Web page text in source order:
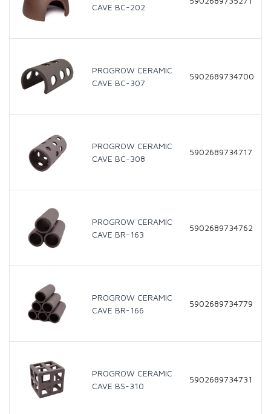
CAVE BC-202
PROGROW CERAMIC
CAVE BC-307
5902689734700
PROGROW CERAMIC
CAVE BC-308
5902689734717
PROGROW CERAMIC
CAVE BR-163
5902689734762
PROGROW CERAMIC
CAVE BR-166
5902689734779
PROGROW CERAMIC
CAVE BS-310
5902689734731